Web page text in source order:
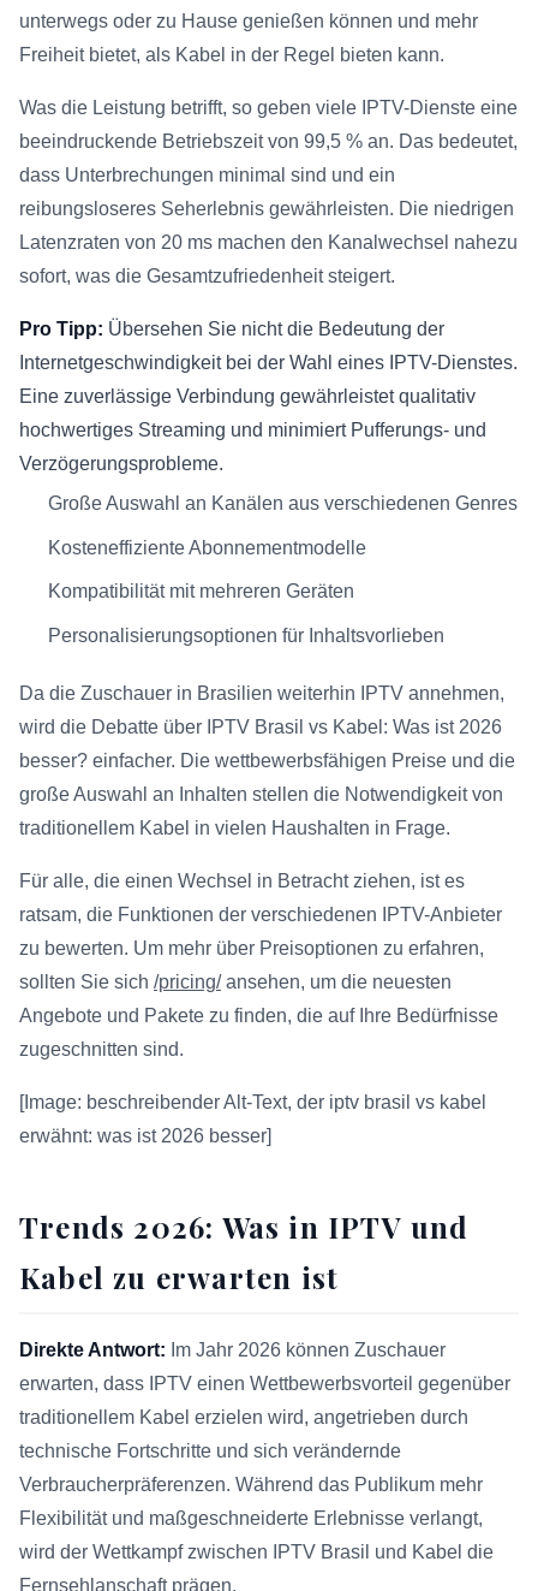
unterwegs oder zu Hause genießen können und mehr
Freiheit bietet, als Kabel in der Regel bieten kann.
Was die Leistung betrifft, so geben viele IPTV-Dienste eine
beeindruckende Betriebszeit von 99,5 % an. Das bedeutet,
dass Unterbrechungen minimal sind und ein
reibungsloseres Seherlebnis gewährleisten. Die niedrigen
Latenzraten von 20 ms machen den Kanalwechsel nahezu
sofort, was die Gesamtzufriedenheit steigert.
Pro Tipp: Übersehen Sie nicht die Bedeutung der
Internetgeschwindigkeit bei der Wahl eines IPTV-Dienstes.
Eine zuverlässige Verbindung gewährleistet qualitativ
hochwertiges Streaming und minimiert Pufferungs- und
Verzögerungsprobleme.
Große Auswahl an Kanälen aus verschiedenen Genres
Kosteneffiziente Abonnementmodelle
Kompatibilität mit mehreren Geräten
Personalisierungsoptionen für Inhaltsvorlieben
Da die Zuschauer in Brasilien weiterhin IPTV annehmen,
wird die Debatte über IPTV Brasil vs Kabel: Was ist 2026
besser? einfacher. Die wettbewerbsfähigen Preise und die
große Auswahl an Inhalten stellen die Notwendigkeit von
traditionellem Kabel in vielen Haushalten in Frage.
Für alle, die einen Wechsel in Betracht ziehen, ist es
ratsam, die Funktionen der verschiedenen IPTV-Anbieter
zu bewerten. Um mehr über Preisoptionen zu erfahren,
sollten Sie sich /pricing/ansehen, um die neuesten
Angebote und Pakete zu finden, die auf Ihre Bedürfnisse
zugeschnitten sind.
[Image: beschreibender Alt-Text, der iptv brasil vs kabel
erwähnt: was ist 2026 besser]
Trends 2026: Was in IPTV und
Kabel zu erwarten ist
Direkte Antwort: Im Jahr 2026 können Zuschauer
erwarten, dass IPTV einen Wettbewerbsvorteil gegenüber
traditionellem Kabel erzielen wird, angetrieben durch
technische Fortschritte und sich verändernde
Verbraucherpräferenzen. Während das Publikum mehr
Flexibilität und maßgeschneiderte Erlebnisse verlangt,
wird der Wettkampf zwischen IPTV Brasil und Kabel die
Fernsehlanschaft prägen.